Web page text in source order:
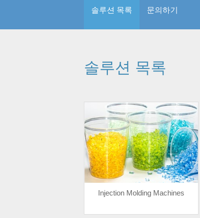
솔루션 목록 문의하기
솔루션 목록
Injection Molding Machines